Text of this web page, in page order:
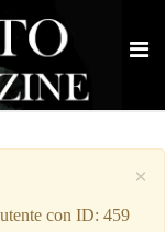
×
con ID: 459